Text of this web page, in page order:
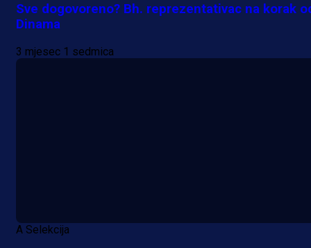
Sve dogovoreno? Bh. reprezentativac na korak
Dinama
3 mjesec 1 sedmica
A Selekcija